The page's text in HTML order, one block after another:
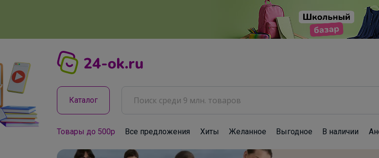
Каталог
Товары до 500р Все предложения Хиты Желанное Выгодное В наличии